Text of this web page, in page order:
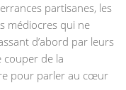
partisanes, les
médiocres qui ne
d’abord par leurs
couper de la
pour parler au cœur